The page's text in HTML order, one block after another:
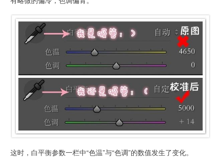
这时，白平衡参数一栏中“色温”与“色调”的数值发生了变化。